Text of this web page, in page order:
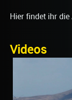
Hier findet ihr
Videos